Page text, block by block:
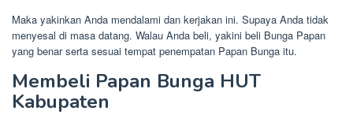
Maka yakinkan Anda mendalami dan kerjakan ini. Supaya Anda tidak
menyesal di masa datang. Walau Anda beli, yakini beli Bunga Papan
yang benar serta sesuai tempat penempatan Papan Bunga itu.
Membeli Papan Bunga HUT
Kabupaten